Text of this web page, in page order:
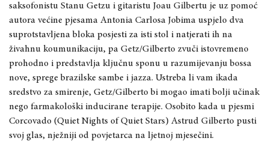
saksofonistu Stanu Getzu i gitaristu Joau Gilbertu je uz pomoć
autora većine pjesama Antonia Carlosa Jobima uspjelo dva
suprotstavljena bloka posjesti za isti stol i natjerati ih na
živahnu koumunikaciju, pa Getz/Gilberto zvuči istovremeno
prohodno i predstavlja ključnu sponu u razumijevanju bossa
nove, sprege brazilske sambe i jazza. Ustreba li vam ikada
sredstvo za smirenje, Getz/Gilberto bi mogao imati bolji učinak
nego farmakološki inducirane terapije. Osobito kada u pjesmi
Corcovado (Quiet Nights of Quiet Stars) Astrud Gilberto pusti
svoj glas, nježniji od povjetarca na ljetnoj mjesečini.